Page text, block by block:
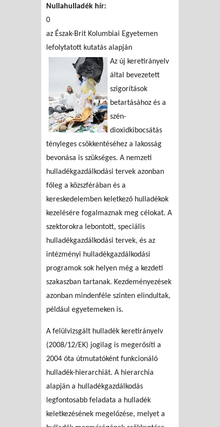
Nullahulladék hír:
0
az Észak-Brit Kolumbiai Egyetemen
lefolytatott kutatás alapján
Az új keretirányelv
által bevezetett
szigorítások
betartásához és a
szén-
dioxidkibocsátás
tényleges csökkentéséhez a lakosság
bevonása is szükséges. A nemzeti
hulladékgazdálkodási tervek azonban
főleg a közszférában és a
kereskedelemben keletkező hulladékok
kezelésére fogalmaznak meg célokat. A
szektorokra lebontott, speciális
hulladékgazdálkodási tervek, és az
intézményi hulladékgazdálkodási
programok sok helyen még a kezdeti
szakaszban tartanak. Kezdeményezések
azonban mindenféle szinten elindultak,
például egyetemeken is.
A felülvizsgált hulladék keretirányelv
(2008/12/EK) jogilag is megerősíti a
2004 óta útmutatóként funkcionáló
hulladék-hierarchiát. A hierarchia
alapján a hulladékgazdálkodás
legfontosabb feladata a hulladék
keletkezésének megelőzése, melyet a